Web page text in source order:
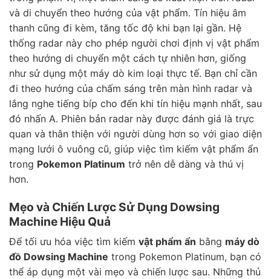
và di chuyển theo hướng của vật phẩm. Tín hiệu âm
thanh cũng đi kèm, tăng tốc độ khi bạn lại gần. Hệ
thống radar này cho phép người chơi định vị vật phẩm
theo hướng di chuyển một cách tự nhiên hơn, giống
như sử dụng một máy dò kim loại thực tế. Bạn chỉ cần
đi theo hướng của chấm sáng trên màn hình radar và
lắng nghe tiếng bíp cho đến khi tín hiệu mạnh nhất, sau
đó nhấn A. Phiên bản radar này được đánh giá là trực
quan và thân thiện với người dùng hơn so với giao diện
mạng lưới ô vuông cũ, giúp việc tìm kiếm vật phẩm ẩn
trong Pokemon Platinum trở nên dễ dàng và thú vị
hơn.
Mẹo và Chiến Lược Sử Dụng Dowsing
Machine Hiệu Quả
Để tối ưu hóa việc tìm kiếm vật phẩm ẩn bằng máy dò
đồ Dowsing Machine trong Pokemon Platinum, bạn có
thể áp dụng một vài mẹo và chiến lược sau. Những thủ